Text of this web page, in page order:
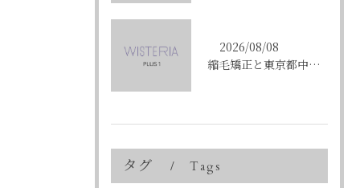
2026/08/08
縮毛矯正と東京都中央区銀座で叶える髪質改善のポイントと理想の仕上がりを徹底解説
タグ Tags